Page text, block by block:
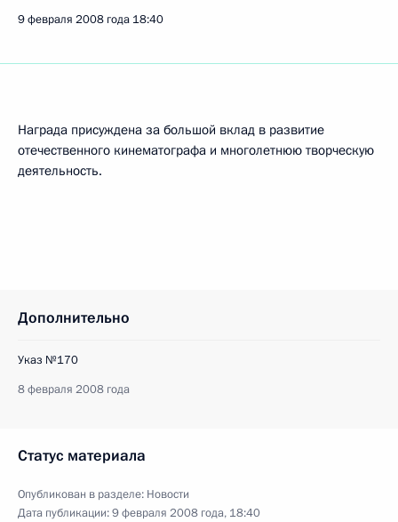
9 февраля 2008 года 18:40
Награда присуждена за большой вклад в развитие
отечественного кинематографа и многолетнюю творческую
деятельность.
Дополнительно
Указ №170
8 февраля 2008 года
Статус материала
Опубликован в разделе: Новости
Дата публикации:9 февраля 2008 года, 18:40